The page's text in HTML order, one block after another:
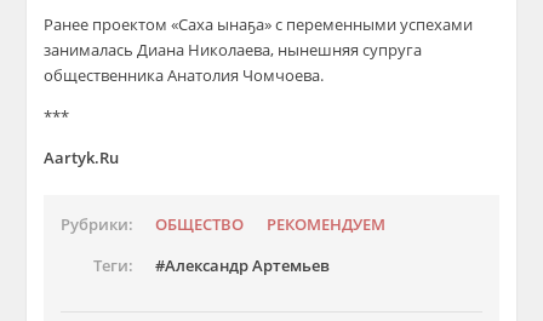
Ранее проектом «Саха ынаҕа» с переменными успехами
занималась Диана Николаева, нынешняя супруга
общественника Анатолия Чомчоева.
***
Aartyk.Ru
Рубрики: ОБЩЕСТВО
РЕКОМЕНДУЕМ
Теги:
Александр Артемьев